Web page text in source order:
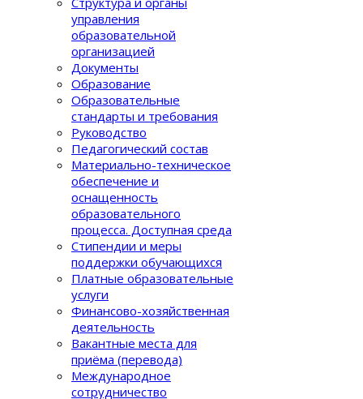
управления
образовательной
организацией
Документы
Образование
Образовательные
стандарты и требования
Руководство
Педагогический состав
Материально-техническое
обеспечение и
оснащенность
образовательного
процеcса. Доступная среда
Стипендии и меры
поддержки обучающихся
Платные образовательные
услуги
Финансово-хозяйственная
деятельность
Вакантные места для
приёма (перевода)
Международное
сотрудничество